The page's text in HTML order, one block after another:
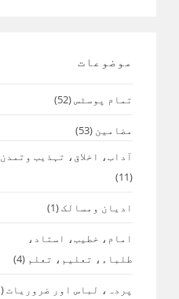
موضوعات
تمام پوسٹس(52)
مضامین (53)
آداب، اخلاق، تہذیب وتمدن
(11)
ادیان ومسالک(1)
امام، خطیب، استاد،
طلباء، تعلیم، تعلم (4)
پردہ، لباس اور ضروریات(1)